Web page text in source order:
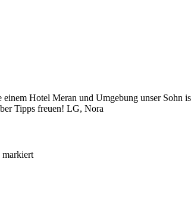
Hotel Meran und Umgebung unser Sohn
Tipps freuen! LG, Nora
markiert